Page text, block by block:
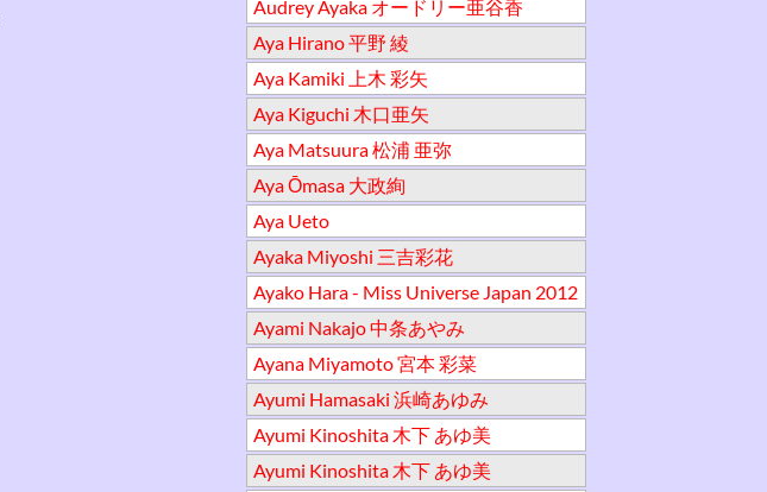
Audrey Ayaka オードリー亜谷香
Aya Hirano 平野 綾
Aya Kamiki 上木 彩矢
Aya Kiguchi 木口亜矢
Aya Matsuura 松浦 亜弥
Aya Ōmasa 大政絢
Aya Ueto
Ayaka Miyoshi 三吉彩花
Ayako Hara - Miss Universe Japan 2012
Ayami Nakajo 中条あやみ
Ayana Miyamoto 宮本 彩菜
Ayumi Hamasaki 浜崎あゆみ
Ayumi Kinoshita 木下 あゆ美
Ayumi Kinoshita 木下 あゆ美